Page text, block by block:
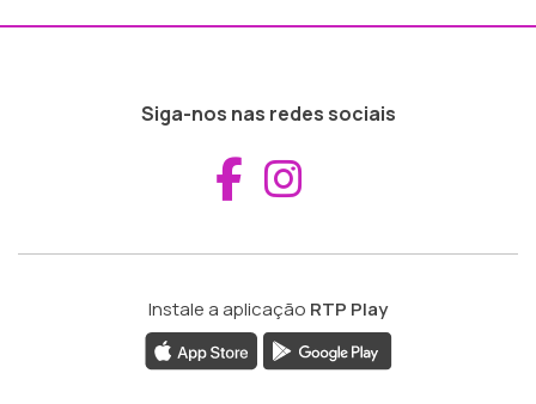
Siga-nos nas redes sociais
Aceder ao
Instale a aplicação RTP Play